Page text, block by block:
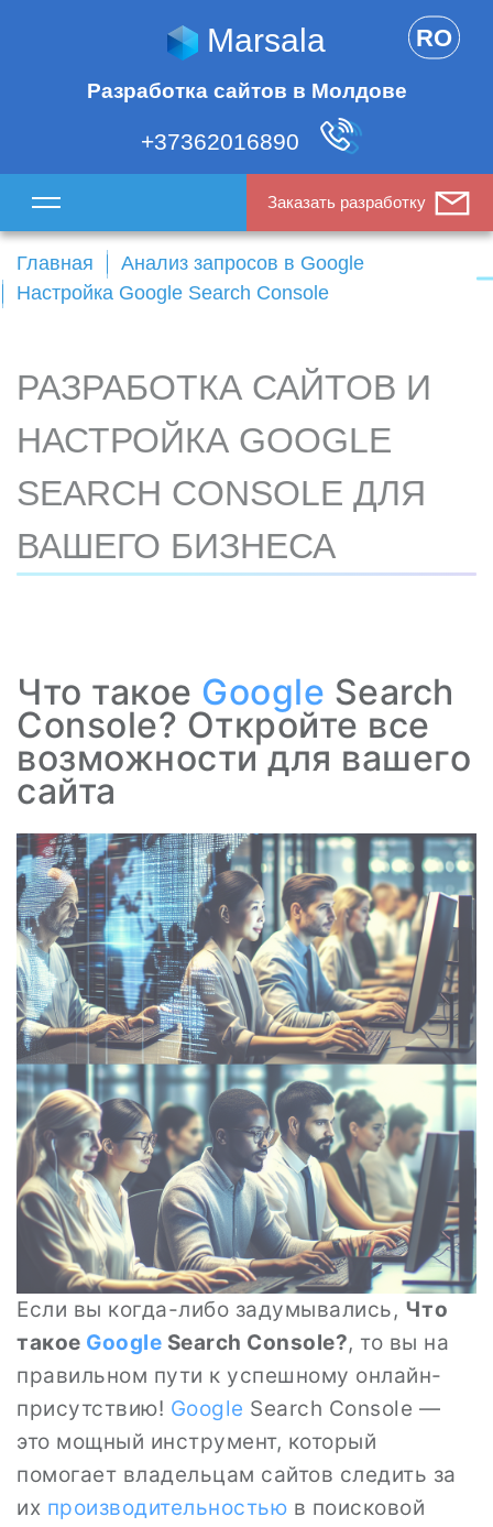
Marsala
Разработка сайтов в Молдове
+37362016890
RO
Заказать разработку
Главная
Анализ запросов в Google
Настройка Google Search Console
РАЗРАБОТКА САЙТОВ И
НАСТРОЙКА GOOGLE
SEARCH CONSOLE ДЛЯ
ВАШЕГО БИЗНЕСА
Что такое Google Search
Console? Откройте все
возможности для вашего
сайта
Если вы когда-либо задумывались, Что
такое Google Search Console?, то вы на
правильном пути к успешному онлайн-
присутствию! Google Search Console —
это мощный инструмент, который
помогает владельцам сайтов следить за
их производительностью в поисковой